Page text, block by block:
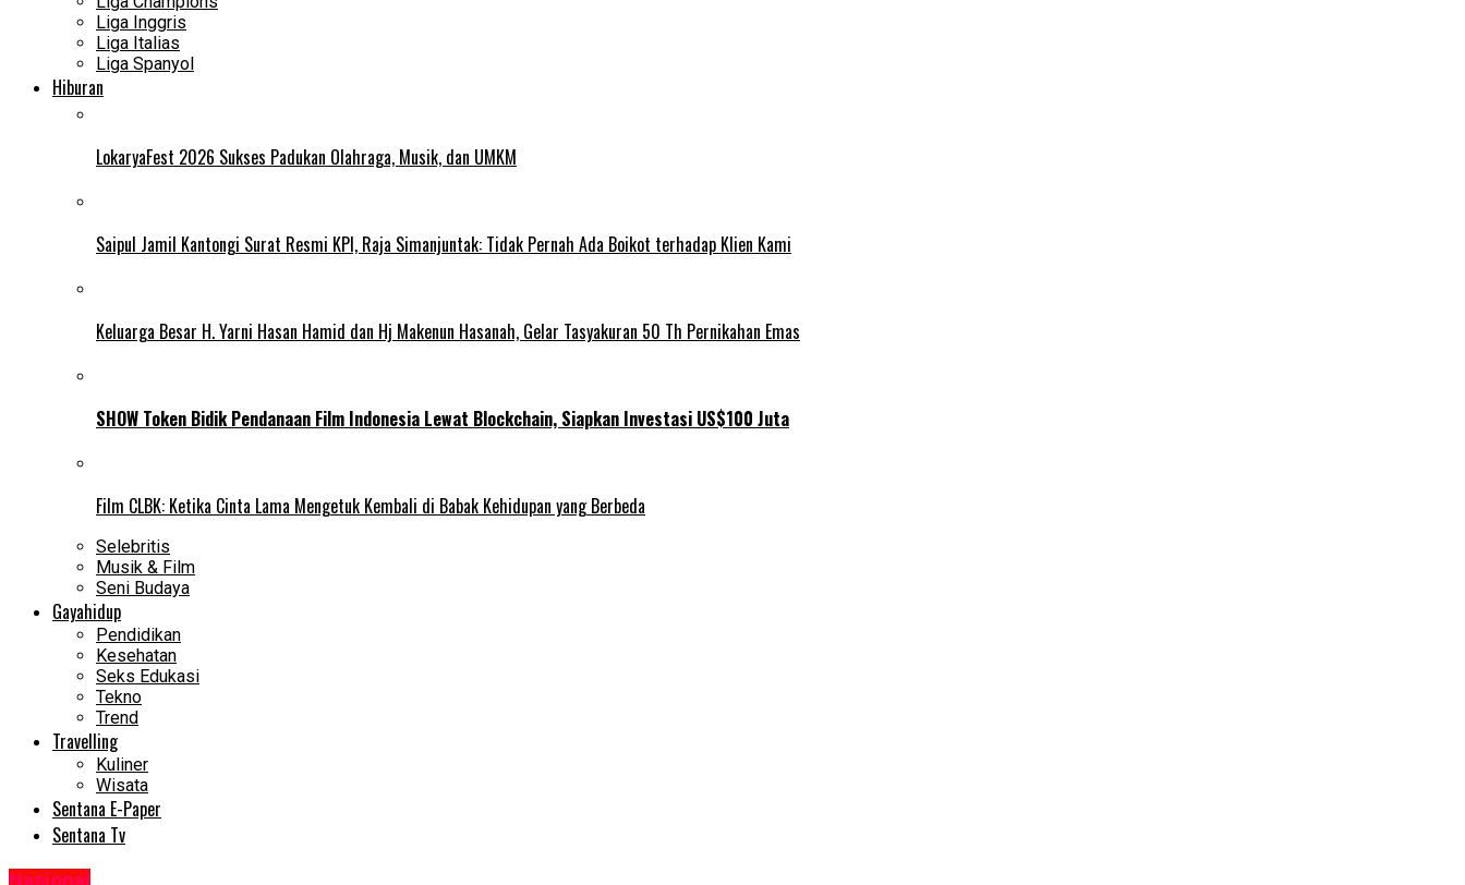
Liga Inggris
Liga Italias
Liga Spanyol
Hiburan
LokaryaFest 2026 Sukses Padukan Olahraga, Musik, dan UMKM
Saipul Jamil Kantongi Surat Resmi KPI, Raja Simanjuntak: Tidak Pernah Ada Boikot terhadap Klien Kami
Keluarga Besar H. Yarni Hasan Hamid dan Hj Makenun Hasanah, Gelar Tasyakuran 50 Th Pernikahan Emas
SHOW Token Bidik Pendanaan Film Indonesia Lewat Blockchain, Siapkan Investasi US$100 Juta
Film CLBK: Ketika Cinta Lama Mengetuk Kembali di Babak Kehidupan yang Berbeda
Selebritis
Musik & Film
Seni Budaya
Gayahidup
Pendidikan
Kesehatan
Seks Edukasi
Tekno
Trend
Travelling
Kuliner
Wisata
Sentana E-Paper
Sentana Tv